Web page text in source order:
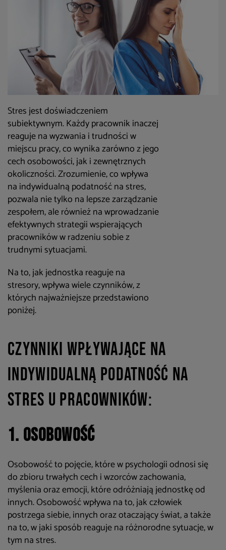
Stres jest doświadczeniem
subiektywnym. Każdy pracownik inaczej
reaguje na wyzwania i trudności w
miejscu pracy, co wynika zarówno z jego
cech osobowości, jak i zewnętrznych
okoliczności. Zrozumienie, co wpływa
na indywidualną podatność na stres,
pozwala nie tylko na lepsze zarządzanie
zespołem, ale również na wprowadzanie
efektywnych strategii wspierających
pracowników w radzeniu sobie z
trudnymi sytuacjami.
Na to, jak jednostka reaguje na
stresory, wpływa wiele czynników, z
których najważniejsze przedstawiono
poniżej.
Czynniki wpływające na
indywidualną podatność na
stres u pracowników:
1. Osobowość
Osobowość to pojęcie, które w psychologii odnosi się
do zbioru trwałych cech i wzorców zachowania,
myślenia oraz emocji, które odróżniają jednostkę od
innych. Osobowość wpływa na to, jak człowiek
postrzega siebie, innych oraz otaczający świat, a także
na to, w jaki sposób reaguje na różnorodne sytuacje, w
tym na stres.